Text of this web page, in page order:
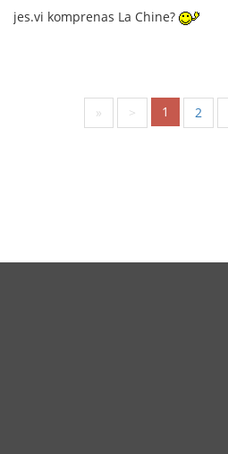
jes.vi komprenas La Chine?
« < 1 2